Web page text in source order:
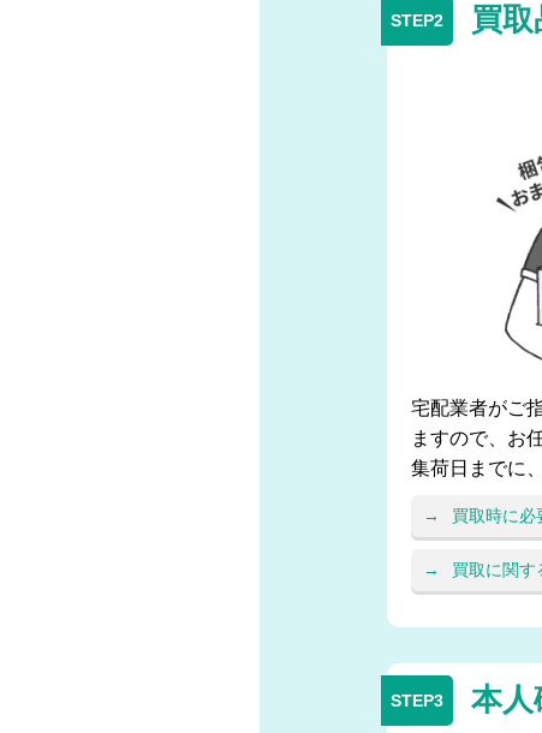
買
宅配業者がご
ますので、お
集荷日までに
買取時に必
買取に関す
本人